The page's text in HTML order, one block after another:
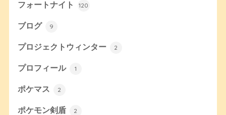
フォートナイト 120
ブログ 9
プロジェクトウィンター 2
プロフィール 1
ポケマス 2
ポケモン剣盾 2